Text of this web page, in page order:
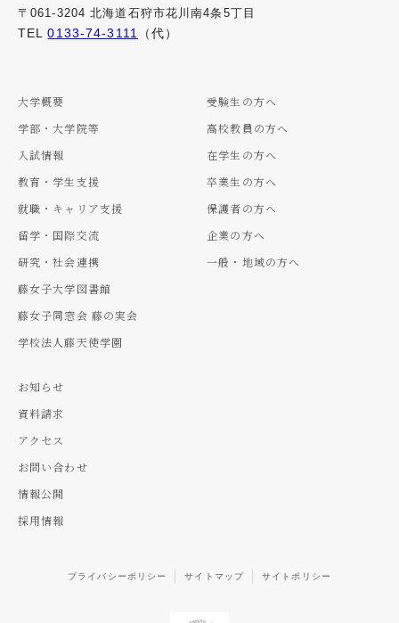
〒061-3204 北海道石狩市花川南4条5丁目
TEL0133-74-3111 （代）
大学概要
学部・大学院等
入試情報
教育・学生支援
就職・キャリア支援
留学・国際交流
研究・社会連携
藤女子大学図書館
藤女子同窓会 藤の実会
学校法人藤天使学園
受験生の方へ
高校教員の方へ
在学生の方へ
卒業生の方へ
保護者の方へ
企業の方へ
一般・地域の方へ
お知らせ
資料請求
アクセス
お問い合わせ
情報公開
採用情報
プライバシーポリシー サイトマップ サイトポリシー